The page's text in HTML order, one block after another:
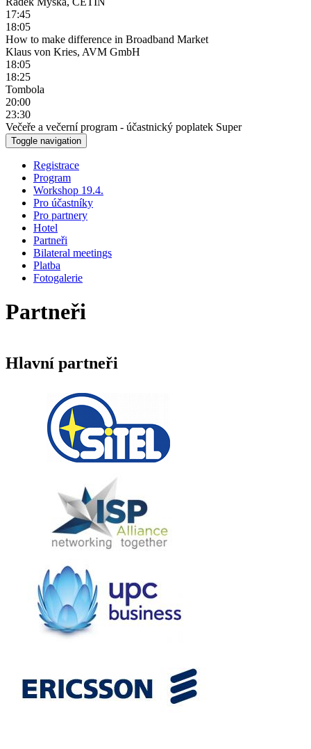
17:45
18:05
How to make difference in Broadband Market
Klaus von Kries, AVM GmbH
18:05
18:25
Tombola
20:00
23:30
Večeře a večerní program - účastnický poplatek Super
Toggle navigation
Registrace
Program
Workshop 19.4.
Pro účastníky
Pro partnery
Hotel
Partneři
Bilateral meetings
Platba
Fotogalerie
Partneři
Hlavní partneři